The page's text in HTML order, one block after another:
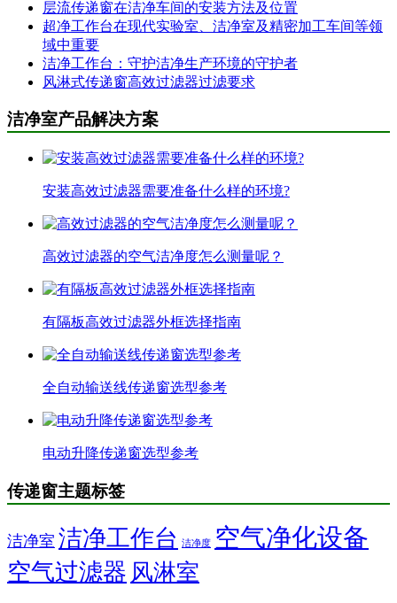
层流传递窗在洁净车间的安装方法及位置
超净工作台在现代实验室、洁净室及精密加工车间等领
域中重要
洁净工作台：守护洁净生产环境的守护者
风淋式传递窗高效过滤器过滤要求
洁净室产品解决方案
安装高效过滤器需要准备什么样的环境?
高效过滤器的空气洁净度怎么测量呢？
有隔板高效过滤器外框选择指南
全自动输送线传递窗选型参考
电动升降传递窗选型参考
传递窗主题标签
洁净室 洁净工作台 洁净度 空气净化设备
空气过滤器 风淋室